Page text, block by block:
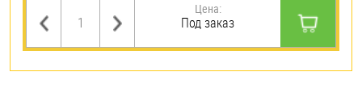
Цена:
Под заказ